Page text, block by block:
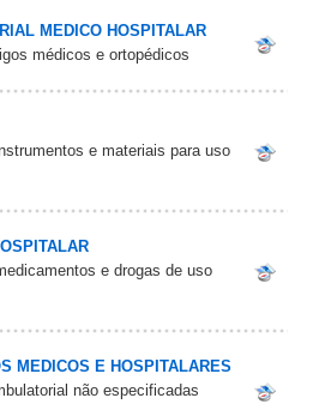
MEDICO HOSPITALAR
médicos e ortopédicos
e materiais para uso
e drogas de uso
MEDICOS E HOSPITALARES
não especificadas